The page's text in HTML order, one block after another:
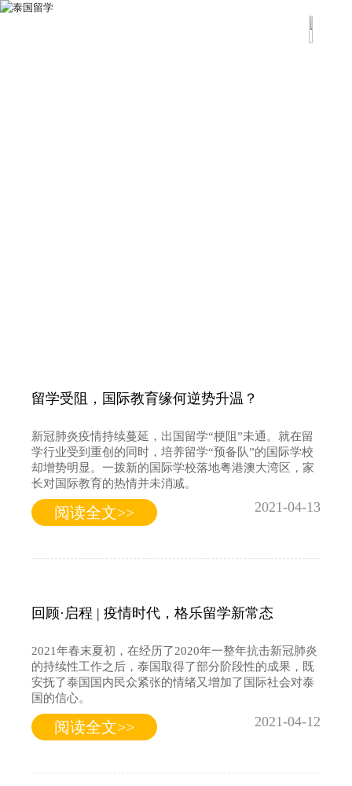
留学受阻，国际教育缘何逆势升温？
新冠肺炎疫情持续蔓延，出国留学“梗阻”未通。就在留
学行业受到重创的同时，培养留学“预备队”的国际学校
却增势明显。一拨新的国际学校落地粤港澳大湾区，家
长对国际教育的热情并未消减。
阅读全文>> 2021-04-13
回顾·启程 | 疫情时代，格乐留学新常态
2021年春末夏初，在经历了2020年一整年抗击新冠肺炎
的持续性工作之后，泰国取得了部分阶段性的成果，既
安抚了泰国国内民众紧张的情绪又增加了国际社会对泰
国的信心。
阅读全文>> 2021-04-12